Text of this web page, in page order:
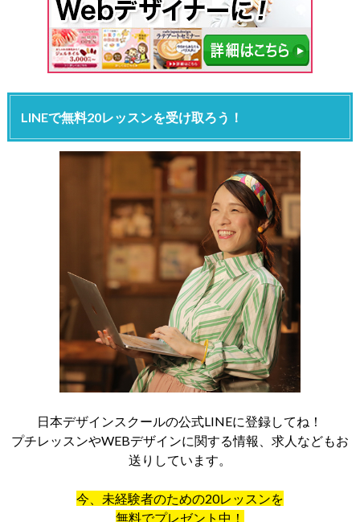
LINEで無料20レッスンを受け取ろう！
日本デザインスクールの公式LINEに登録してね！
プチレッスンやWEBデザインに関する情報、求人などもお
送りしています。
今、未経験者のための20レッスンを
無料でプレゼント中！